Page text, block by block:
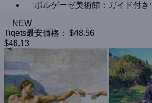
ボルゲーゼ美術館：ガイド付き
NEW
Tiqets最安価格：
$48.56
$46.13